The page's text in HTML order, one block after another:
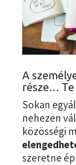
A
része… Te
Sokan
nehezen
közösségi
szeretne